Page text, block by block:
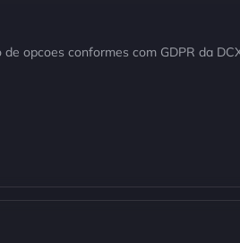
opcoes conformes com GDPR da